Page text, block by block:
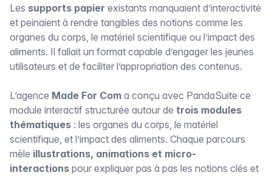
Les supports papier existants manquaient d’interactivité
et peinaient à rendre tangibles des notions comme les
organes du corps, le matériel scientifique ou l’impact des
aliments. Il fallait un format capable d’engager les jeunes
utilisateurs et de faciliter l’appropriation des contenus.
L’agence Made For Com a conçu avec PandaSuite ce
module interactif structurée autour de trois modules
thématiques : les organes du corps, le matériel
scientifique, et l’impact des aliments. Chaque parcours
mêle illustrations, animations et micro-
interactions pour expliquer pas à pas les notions clés et